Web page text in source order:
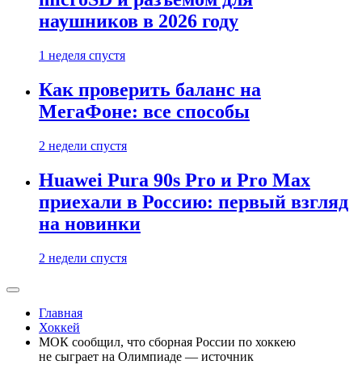
наушников в 2026 году
1 неделя спустя
Как проверить баланс на
МегаФоне: все способы
2 недели спустя
Huawei Pura 90s Pro и Pro Max
приехали в Россию: первый взгляд
на новинки
2 недели спустя
Главная
Хоккей
МОК сообщил, что сборная России по хоккею
не сыграет на Олимпиаде — источник